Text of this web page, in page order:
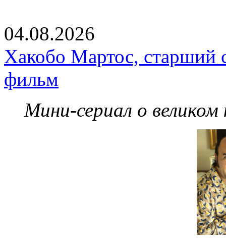
04.08.2026
Хакобо Мартос, старший
фильм
Мини-сериал о великом